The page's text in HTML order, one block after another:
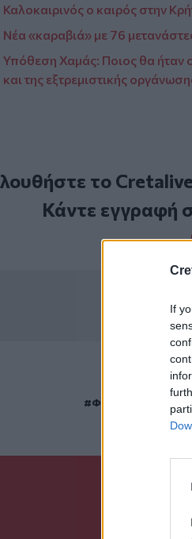
If
Καλοκαιρινός ο καιρός στην
Νέα «καραβιά» με 76
Υπόθεση Χαμάς: Ποιος θα ήταν
και της εξτρεμιστικής
το
Κάντε εγγραφή
Φυλακές
Γίνε ο